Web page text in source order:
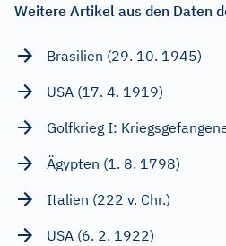
Weitere Artikel aus den Daten
Brasilien (29. 10. 1945)
USA (17. 4. 1919)
Golfkrieg I:
Ägypten (1. 8. 1798)
Italien (222 v. Chr.)
USA (6. 2. 1922)